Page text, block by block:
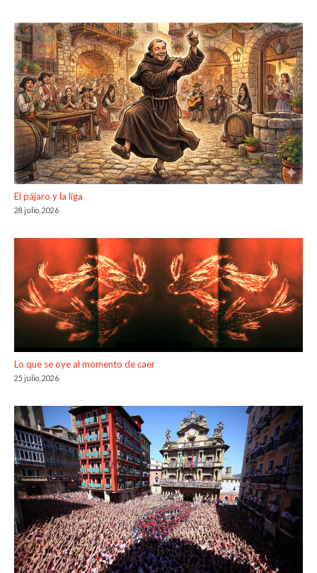
El pájaro y la liga
28 julio, 2026
Lo que se oye al momento de caer
25 julio, 2026